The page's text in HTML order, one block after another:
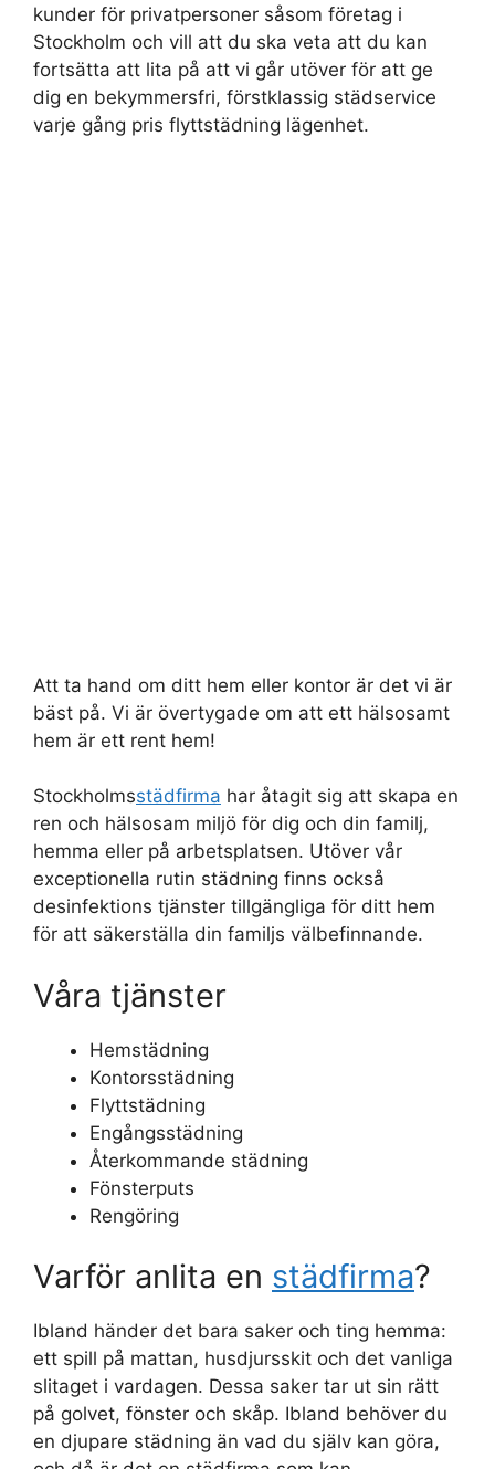
kunder för privatpersoner såsom företag i
Stockholm och vill att du ska veta att du kan
fortsätta att lita på att vi går utöver för att ge
dig en bekymmersfri, förstklassig städservice
varje gång pris flyttstädning lägenhet.
Att ta hand om ditt hem eller kontor är det vi är
bäst på. Vi är övertygade om att ett hälsosamt
hem är ett rent hem!
Stockholmsstädfirma har åtagit sig att skapa en
ren och hälsosam miljö för dig och din familj,
hemma eller på arbetsplatsen. Utöver vår
exceptionella rutin städning finns också
desinfektions tjänster tillgängliga för ditt hem
för att säkerställa din familjs välbefinnande.
Våra tjänster
Hemstädning
Kontorsstädning
Flyttstädning
Engångsstädning
Återkommande städning
Fönsterputs
Rengöring
Varför anlita en städfirma?
Ibland händer det bara saker och ting hemma:
ett spill på mattan, husdjursskit och det vanliga
slitaget i vardagen. Dessa saker tar ut sin rätt
på golvet, fönster och skåp. Ibland behöver du
en djupare städning än vad du själv kan göra,